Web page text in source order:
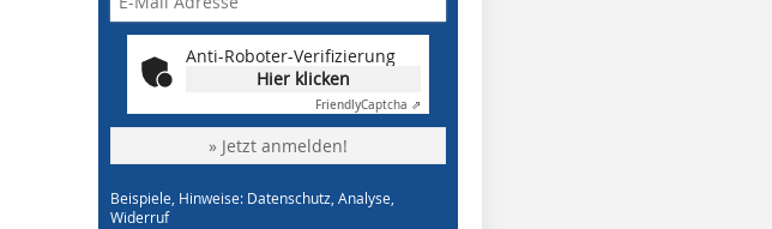
Anti-Roboter-Verifizierung
Hier klicken
FriendlyCaptcha ⇗
» Jetzt anmelden!
Beispiele, Hinweise: Datenschutz, Analyse,
Widerruf